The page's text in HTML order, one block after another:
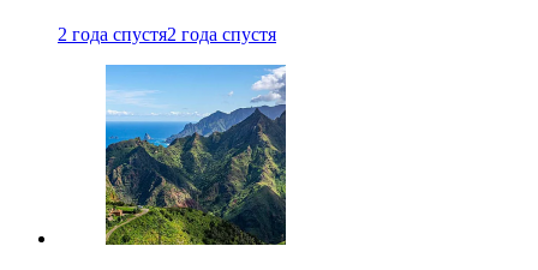
2 года спустя2 года спустя